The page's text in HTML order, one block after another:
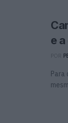
e
Para